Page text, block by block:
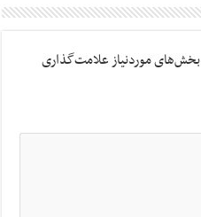
بخش‌های موردنیاز علامت‌گذاری